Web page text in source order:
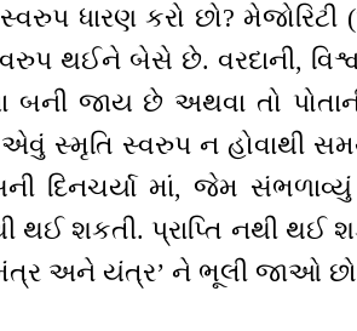
ધારણ કરો છો? મેજોરિટી
થઈને બેસે છે. વરદાની,
બની જાય છે અથવા તો
સ્મૃતિ સ્વરુપ ન હોવાથી
દિનચર્યા માં, જેમ
થઈ શકતી. પ્રાપ્તિ નથી થઈ
અને યંત્ર’ ને ભૂલી જાઓ